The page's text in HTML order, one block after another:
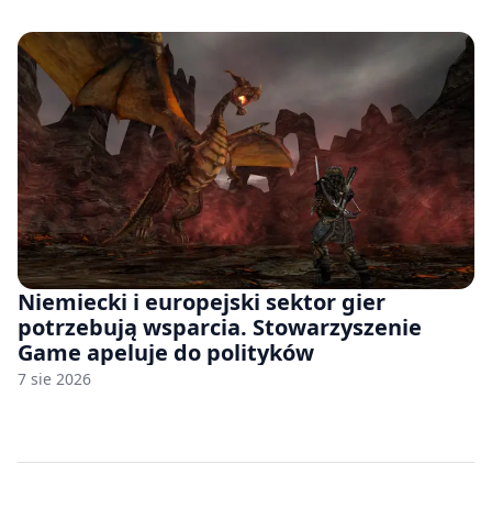
Niemiecki i europejski sektor gier
potrzebują wsparcia. Stowarzyszenie
Game apeluje do polityków
7 sie 2026